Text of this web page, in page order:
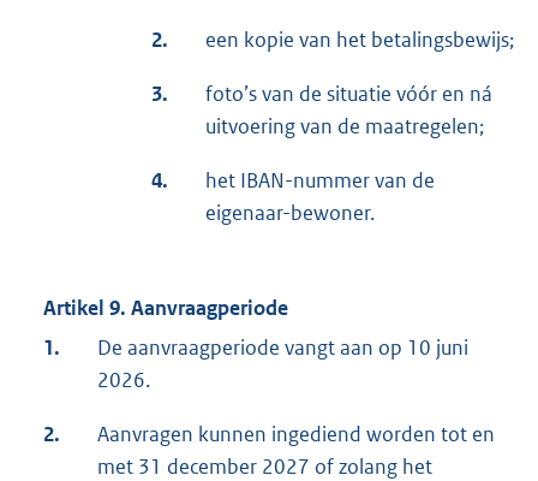
2. een kopie van het betalingsbewijs;
3.
foto’s van de situatie vóór en ná
uitvoering van de maatregelen;
4.
het IBAN-nummer van de
eigenaar-bewoner.
Artikel 9. Aanvraagperiode
1.
De aanvraagperiode vangt aan op 10 juni
2026.
2.
Aanvragen kunnen ingediend worden tot en
met 31 december 2027 of zolang het